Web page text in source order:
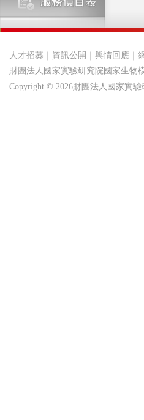
人才招募 資訊公開 輿情回應
財團法人國家實驗研究院國家生物
Copyright © 2026財團法人國家實